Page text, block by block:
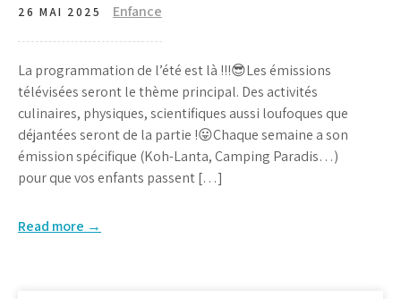
26 MAI 2025 Enfance
La programmation de l’été est là !!!😎Les émissions
télévisées seront le thème principal. Des activités
culinaires, physiques, scientifiques aussi loufoques que
déjantées seront de la partie !😛Chaque semaine a son
émission spécifique (Koh-Lanta, Camping Paradis…)
pour que vos enfants passent […]
Read more →